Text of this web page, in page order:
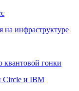
инфраструктуре
квантовой гонки
Circle и IBM